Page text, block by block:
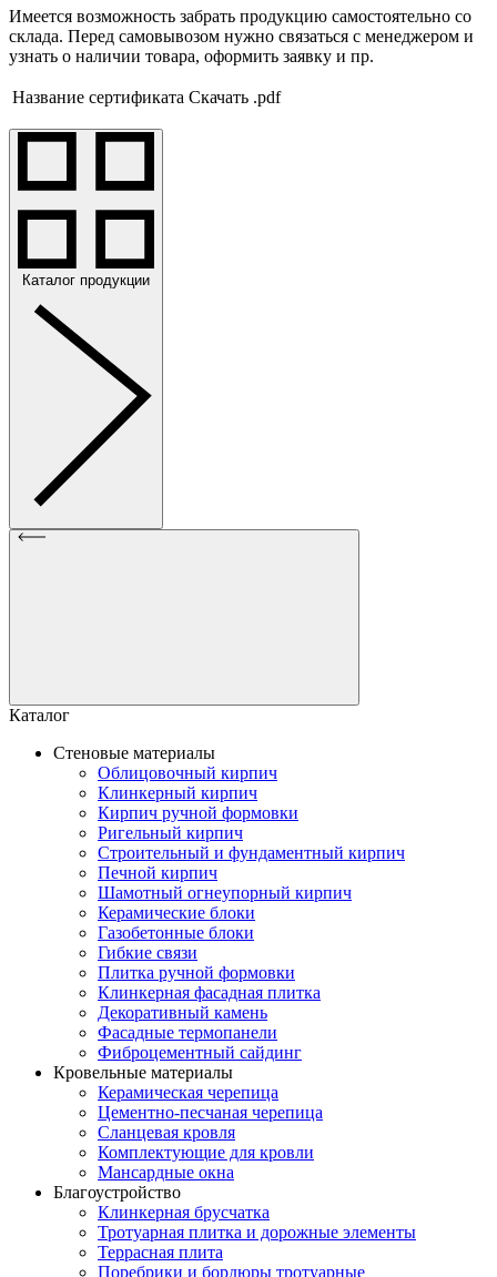
Имеется возможность забрать продукцию самостоятельно со
склада. Перед самовывозом нужно связаться с менеджером и
узнать о наличии товара, оформить заявку и пр.
Название сертификата Скачать .pdf
Каталог продукции
Каталог
Стеновые материалы
Облицовочный кирпич
Клинкерный кирпич
Кирпич ручной формовки
Ригельный кирпич
Строительный и фундаментный кирпич
Печной кирпич
Шамотный огнеупорный кирпич
Керамические блоки
Газобетонные блоки
Гибкие связи
Плитка ручной формовки
Клинкерная фасадная плитка
Декоративный камень
Фасадные термопанели
Фиброцементный сайдинг
Кровельные материалы
Керамическая черепица
Цементно-песчаная черепица
Сланцевая кровля
Комплектующие для кровли
Мансардные окна
Благоустройство
Клинкерная брусчатка
Тротуарная плитка и дорожные элементы
Террасная плита
Поребрики и бордюры тротуарные